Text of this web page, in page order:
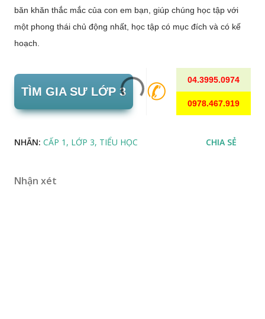
băn khăn thắc mắc của con em bạn, giúp chúng học tập với
một phong thái chủ động nhất, học tập có mục đích và có kế
hoạch.
TÌM GIA SƯ LỚP 3 ✆ 04.3995.0974
0978.467.919
NHÃN: CẤP 1 LỚP 3 TIỂU HỌC CHIA SẺ
Nhận xét